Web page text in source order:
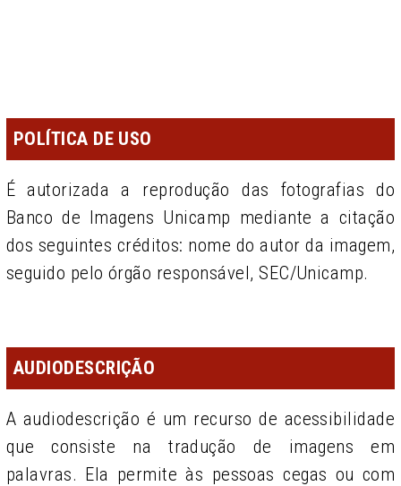
POLÍTICA DE USO
É autorizada a reprodução das fotografias do
Banco de Imagens Unicamp mediante a citação
dos seguintes créditos: nome do autor da imagem,
seguido pelo órgão responsável, SEC/Unicamp.
AUDIODESCRIÇÃO
A audiodescrição é um recurso de acessibilidade
que consiste na tradução de imagens em
palavras. Ela permite às pessoas cegas ou com